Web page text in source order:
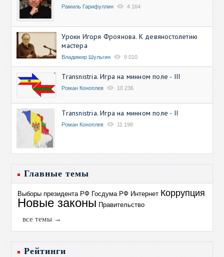
Рамиль Гарифуллин 4 164
Уроки Игоря Фроянова. К девяностолетию
мастера
Владимир Шульгин 9 010
Transnistria. Игра на минном поле - III
Роман Коноплев 10 236
Transnistria. Игра на минном поле - II
Роман Коноплев 11 198
Главные темы
Выборы президента РФ Госдума РФ Интернет Коррупция
Новые законы Правительство
все темы →
Рейтинги